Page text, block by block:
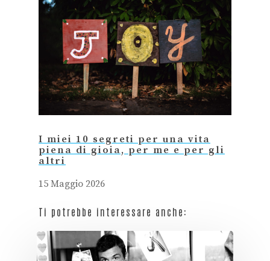
I miei 10 segreti per una vita
piena di gioia, per me e per gli
altri
15 Maggio 2026
Ti potrebbe interessare anche: